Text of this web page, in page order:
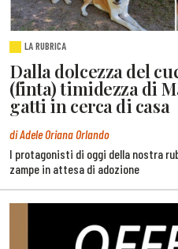
LA RUBRICA
Dalla dolcezza del
(finta) timidezza di
gatti in cerca di casa
di Adele Oriana Orlando
I protagonisti di oggi della nostra
zampe in attesa di adozione